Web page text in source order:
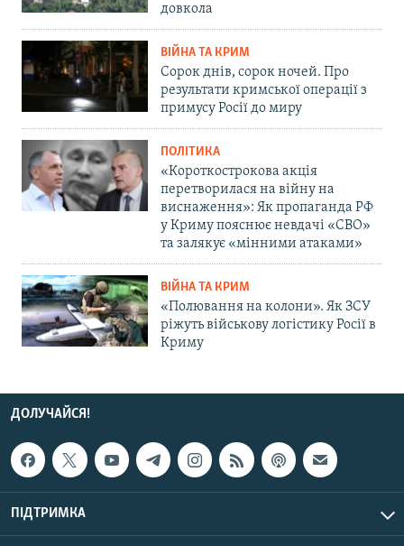
довкола
ВІЙНА ТА КРИМ
Сорок днів, сорок ночей. Про
результати кримської операції з
примусу Росії до миру
ПОЛІТИКА
«Короткострокова акція
перетворилася на війну на
виснаження»: Як пропаганда РФ
у Криму пояснює невдачі «СВО»
та залякує «мінними атаками»
ВІЙНА ТА КРИМ
«Полювання на колони». Як ЗСУ
ріжуть військову логістику Росії в
Криму
ДОЛУЧАЙСЯ!
ПІДТРИМКА